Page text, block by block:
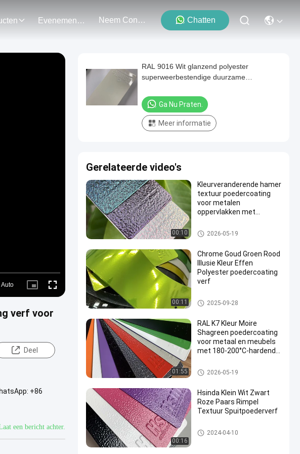
Evenementen Neem Contact Met Ons Op Chatten
Auto
Picture- Fullscreen
verf voor
Deel
+86
een bericht achter.
RAL 9016 Wit glanzend polyester
superweerbestendige duurzame
Ga Nu Praten.
Meer informatie
Gerelateerde video's
00:10
Kleurveranderende hamer
textuur poedercoating
voor metalen
oppervlakken met
Polyesterpoedercoating
2026-05-19
00:11
Chrome Goud Groen Rood
Illusie Kleur Effen
Polyester poedercoating
verf
Polyesterpoedercoating
2025-09-28
01:55
RAL K7 Kleur Moire
Shagreen poedercoating
voor metaal en meubels
met 180-200°C-hardende
spuitverf
Thermoset poedercoating
2026-05-19
00:16
Hsinda Klein Wit Zwart
Roze Paars Rimpel
Textuur Spuitpoederverf
Polyesterpoedercoating
2024-04-10